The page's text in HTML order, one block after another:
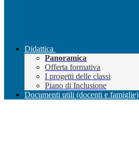
Didattica
Panoramica
Offerta formativa
I progetti delle classi
Piano di Inclusione
Documenti utili (docenti e famiglie)